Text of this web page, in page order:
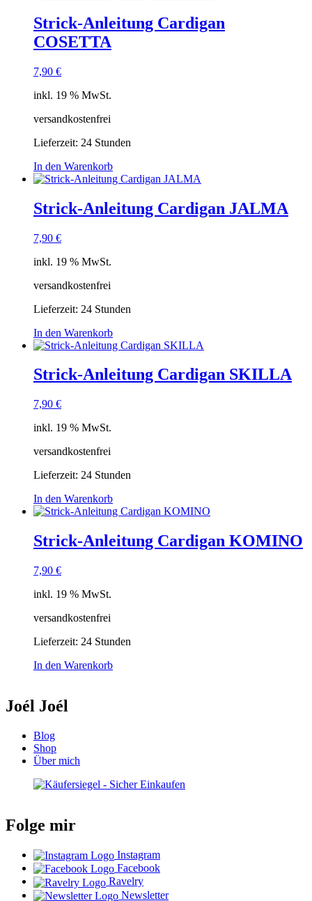
Strick-Anleitung Cardigan
COSETTA
7,90 €
inkl. 19 % MwSt.
versandkostenfrei
Lieferzeit: 24 Stunden
In den Warenkorb
Strick-Anleitung Cardigan JALMA
7,90 €
inkl. 19 % MwSt.
versandkostenfrei
Lieferzeit: 24 Stunden
In den Warenkorb
Strick-Anleitung Cardigan SKILLA
7,90 €
inkl. 19 % MwSt.
versandkostenfrei
Lieferzeit: 24 Stunden
In den Warenkorb
Strick-Anleitung Cardigan KOMINO
7,90 €
inkl. 19 % MwSt.
versandkostenfrei
Lieferzeit: 24 Stunden
In den Warenkorb
Joél Joél
Blog
Shop
Über mich
Folge mir
Instagram
Facebook
Ravelry
Newsletter